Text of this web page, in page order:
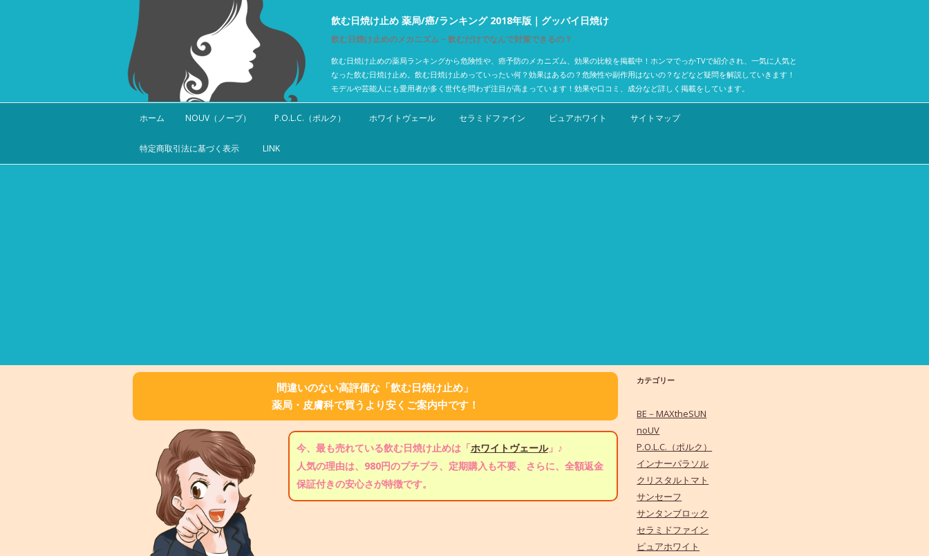
飲む日焼け止め 薬局/癌/ランキング 2018年版｜グッバイ日焼け
飲む日焼け止めのメカニズム – 飲むだけでなんで対策できるの？
飲む日焼け止めの薬局ランキングから危険性や、癌予防のメカニズム、効果の比較を掲載中！ホンマでっかTVで紹介され、一気に人気と
なった飲む日焼け止め。飲む日焼け止めっていったい何？効果はあるの？危険性や副作用はないの？などなど疑問を解説していきます！
モデルや芸能人にも愛用者が多く世代を問わず注目が高まっています！効果や口コミ、成分など詳しく掲載をしています。
コンテンツへスキップ
ホーム NOUV（ノーブ） P.O.L.C.（ポルク） ホワイトヴェール セラミドファイン ピュアホワイト サイトマップ
特定商取引法に基づく表示 LINK
間違いのない高評価な「飲む日焼け止め」
薬局・皮膚科で買うより安くご案内中です！
今、最も売れている飲む日焼け止めは「ホワイトヴェール」♪
人気の理由は、980円のプチプラ、定期購入も不要、さらに、全額返金
保証付きの安心さが特徴です。
カテゴリー
BE－MAXtheSUN
noUV
P.O.L.C.（ポルク）
インナーパラソル
クリスタルトマト
サンセーフ
サンタンブロック
セラミドファイン
ピュアホワイト